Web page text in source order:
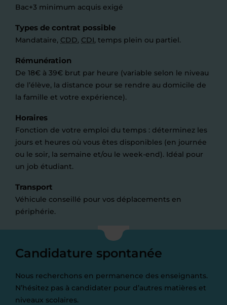
Bac+3 minimum acquis exigé
Types de contrat possible
Mandataire, CDD, CDI, temps plein ou partiel.
Rémunération
De 18€ à 39€ brut par heure (variable selon le niveau
de l’élève, la distance pour se rendre au domicile de
la famille et votre expérience).
Horaires
Fonction de votre emploi du temps : déterminez les
jours et heures où vous êtes disponibles (en journée
ou le soir, la semaine et/ou le week-end). Idéal pour
un job étudiant.
Transport
Véhicule conseillé pour vos déplacements en
périphérie.
Candidature spontanée
Nous recherchons en permanence des enseignants.
N’hésitez pas à candidater pour d’autres matières et
niveaux scolaires.